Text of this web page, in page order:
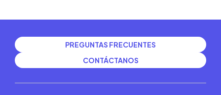
PREGUNTAS FRECUENTES
CONTÁCTANOS